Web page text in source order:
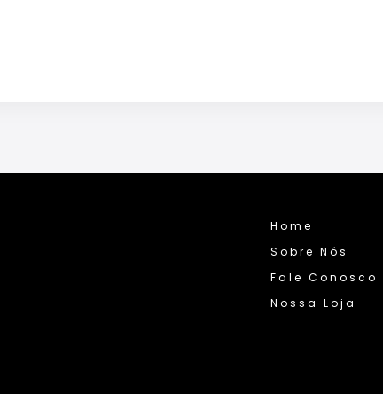
Home
Sobre Nós
Fale Conosco
Nossa Loja